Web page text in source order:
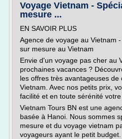
Voyage Vietnam -
mesure ...
EN SAVOIR PLUS
Agence de voyage au Vietnam
sur mesure au Vietnam
Envie d'un voyage pas cher au
prochaines vacances ?
les offres très avantageuses
Vietnam. Avec nos petits prix,
facilité et en toute sérénité
Vietnam Tours BN est une
basée à Hanoi. Nous sommes
mesure et du voyage vietnam
voyageurs ayant le petit